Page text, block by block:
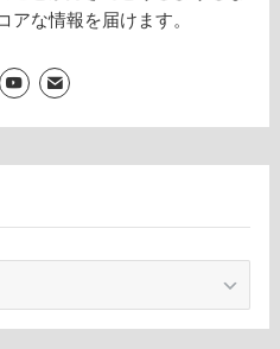
アな情報を届けます。